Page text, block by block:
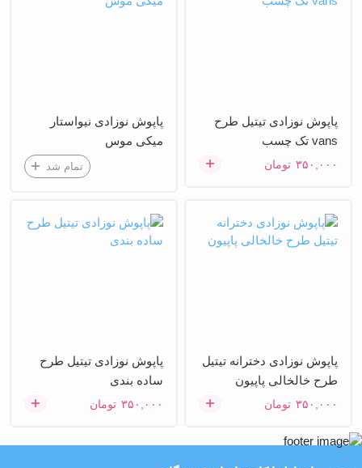
پاپوش نوزادی تیتیل طرح
vans تک چسب
۳۵۰,۰۰۰ تومان
پاپوش نوزادی نیواستار
میکی موس
تمام شد
پاپوش نوزادی دخترانه تیتیل
طرح خالخالی پاپیون
۳۵۰,۰۰۰ تومان
پاپوش نوزادی تیتیل طرح
ساده بندی
۳۵۰,۰۰۰ تومان